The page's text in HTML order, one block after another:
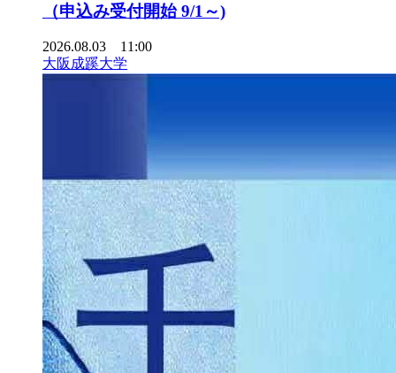
（申込み受付開始 9/1～)
2026.08.03 11:00
大阪成蹊大学